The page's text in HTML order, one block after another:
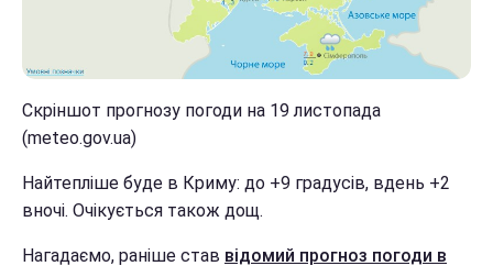
Скріншот прогнозу погоди на 19 листопада
(meteo.gov.ua)
Найтепліше буде в Криму: до +9 градусів, вдень +2
вночі. Очікується також дощ.
Нагадаємо, раніше став відомий прогноз погоди в